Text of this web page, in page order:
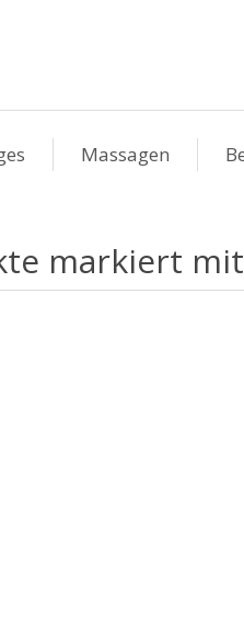
Massagen
markiert